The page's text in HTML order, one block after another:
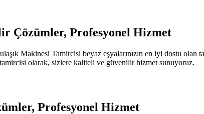
Çözümler, Profesyonel Hizmet
Makinesi Tamircisi beyaz eşyalarınızın en iyi dostu
olarak, sizlere kaliteli ve güvenilir hizmet sunuyoruz.
Profesyonel Hizmet